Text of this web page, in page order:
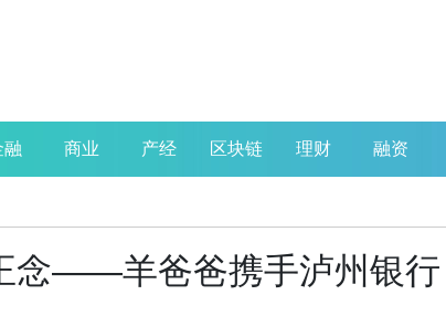
融 商业 产经 区块链 理财 融资
念——羊爸爸携手泸州银行